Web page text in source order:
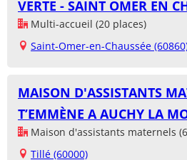
VERTE - SAINT OMER EN
Multi-accueil (20 places)
Saint-Omer-en-Chaussée
MAISON D'ASSISTANTS
T’EMMÈNE A AUCHY LA
Maison d'assistants maternels
Tillé (60000)